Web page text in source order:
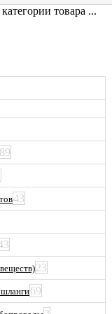
товара ...
43
23
69